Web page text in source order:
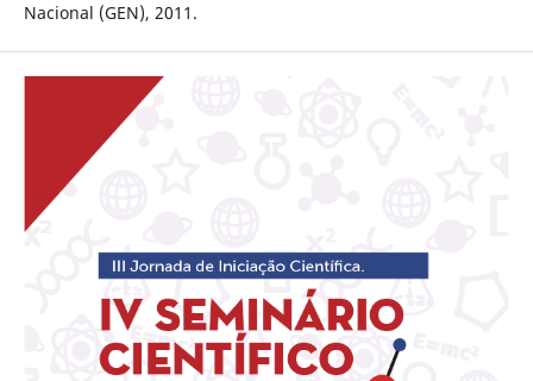
Nacional (GEN), 2011.